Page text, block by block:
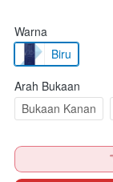
Warna
Biru
Arah Bukaan
Bukaan Kanan